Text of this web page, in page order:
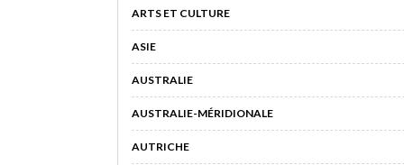
ARTS ET CULTURE
ASIE
AUSTRALIE
AUSTRALIE-MÉRIDIONALE
AUTRICHE